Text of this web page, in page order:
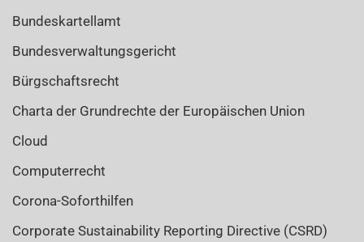
Bundeskartellamt
Bundesverwaltungsgericht
Bürgschaftsrecht
Charta der Grundrechte der Europäischen Union
Cloud
Computerrecht
Corona-Soforthilfen
Corporate Sustainability Reporting Directive (CSRD)